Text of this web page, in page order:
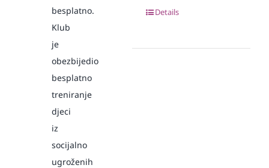
besplatno.
Klub
je
obezbijedio
besplatno
treniranje
djeci
iz
socijalno
ugroženih
Details